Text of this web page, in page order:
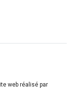
web réalisé par